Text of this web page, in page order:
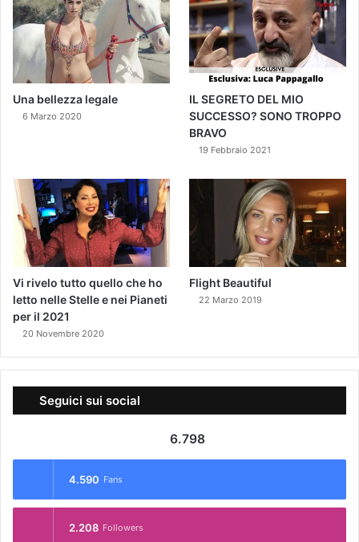
Una bellezza legale
6 Marzo 2020
IL SEGRETO DEL MIO
SUCCESSO? SONO TROPPO
BRAVO
19 Febbraio 2021
Vi rivelo tutto quello che ho
letto nelle Stelle e nei Pianeti
per il 2021
20 Novembre 2020
Flight Beautiful
22 Marzo 2019
Seguici sui social
6.798
4.590 Fans
2.208 Followers